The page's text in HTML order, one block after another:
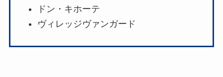
ドン・キホーテ
ヴィレッジヴァンガード